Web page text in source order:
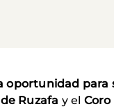
para
Ruzafa y el Coro